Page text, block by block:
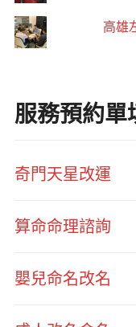
高雄
服務預約單
奇門天星改運
算命命理諮詢
嬰兒命名改名